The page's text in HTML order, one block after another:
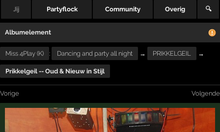
Jij Partyflock Community Overig 🔍
Albumelement
Miss 4Play (K) : Dancing and party all night → PRIKKELGEIL →
Prikkelgeil -- Oud & Nieuw in Stijl
Vorige Volgende